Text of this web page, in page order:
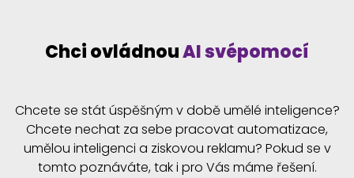
Chci ovládnouAI svépomocí
Chcete se stát úspěšným v době umělé inteligence?
Chcete nechat za sebe pracovat automatizace,
umělou inteligenci a ziskovou reklamu? Pokud se v
tomto poznáváte, tak i pro Vás máme řešení.